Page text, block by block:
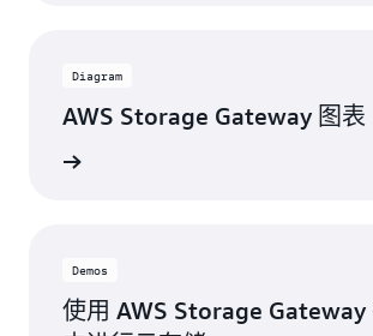
Diagram
AWS Storage Gateway 图表
Demos
使用 AWS Storage Gateway